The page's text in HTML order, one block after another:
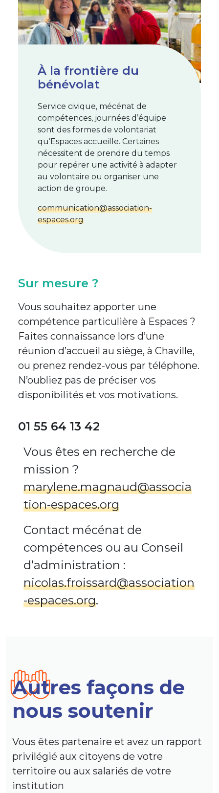
À la frontière du
bénévolat
Service civique, mécénat de
compétences, journées d’équipe
sont des formes de volontariat
qu’Espaces accueille. Certaines
nécessitent de prendre du temps
pour repérer une activité à adapter
au volontaire ou organiser une
action de groupe.
communication@association-
espaces.org
Sur mesure ?
Vous souhaitez apporter une
compétence particulière à Espaces ?
Faites connaissance lors d’une
réunion d’accueil au siège, à Chaville,
ou prenez rendez-vous par téléphone.
N’oubliez pas de préciser vos
disponibilités et vos motivations.
01 55 64 13 42
Vous êtes en recherche de
mission ?
marylene.magnaud@associa
tion-espaces.org
Contact mécénat de
compétences ou au Conseil
d’administration :
nicolas.froissard@association
-espaces.org.
Autres façons de
nous soutenir
Vous êtes partenaire et avez un rapport
privilégié aux citoyens de votre
territoire ou aux salariés de votre
institution